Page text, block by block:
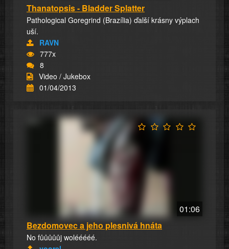
Thanatopsis - Bladder Splatter
Pathological Goregrind (Brazília) ďalší krásny výplach
uší.
RAVN
777x
8
Video / Jukebox
01/04/2013
01:06
Bezdomovec a jeho plesnivá hnáta
No fůůůůůj wolééééé.